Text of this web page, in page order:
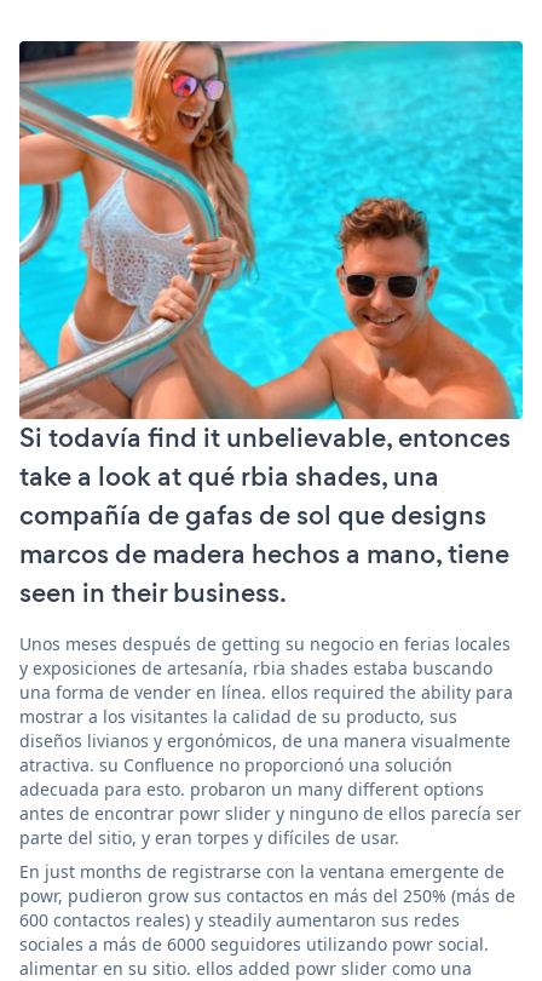
Si todavía find it unbelievable, entonces
take a look at qué rbia shades, una
compañía de gafas de sol que designs
marcos de madera hechos a mano, tiene
seen in their business.
Unos meses después de getting su negocio en ferias locales
y exposiciones de artesanía, rbia shades estaba buscando
una forma de vender en línea. ellos required the ability para
mostrar a los visitantes la calidad de su producto, sus
diseños livianos y ergonómicos, de una manera visualmente
atractiva. su Confluence no proporcionó una solución
adecuada para esto. probaron un many different options
antes de encontrar powr slider y ninguno de ellos parecía ser
parte del sitio, y eran torpes y difíciles de usar.
En just months de registrarse con la ventana emergente de
powr, pudieron grow sus contactos en más del 250% (más de
600 contactos reales) y steadily aumentaron sus redes
sociales a más de 6000 seguidores utilizando powr social.
alimentar en su sitio. ellos added powr slider como una